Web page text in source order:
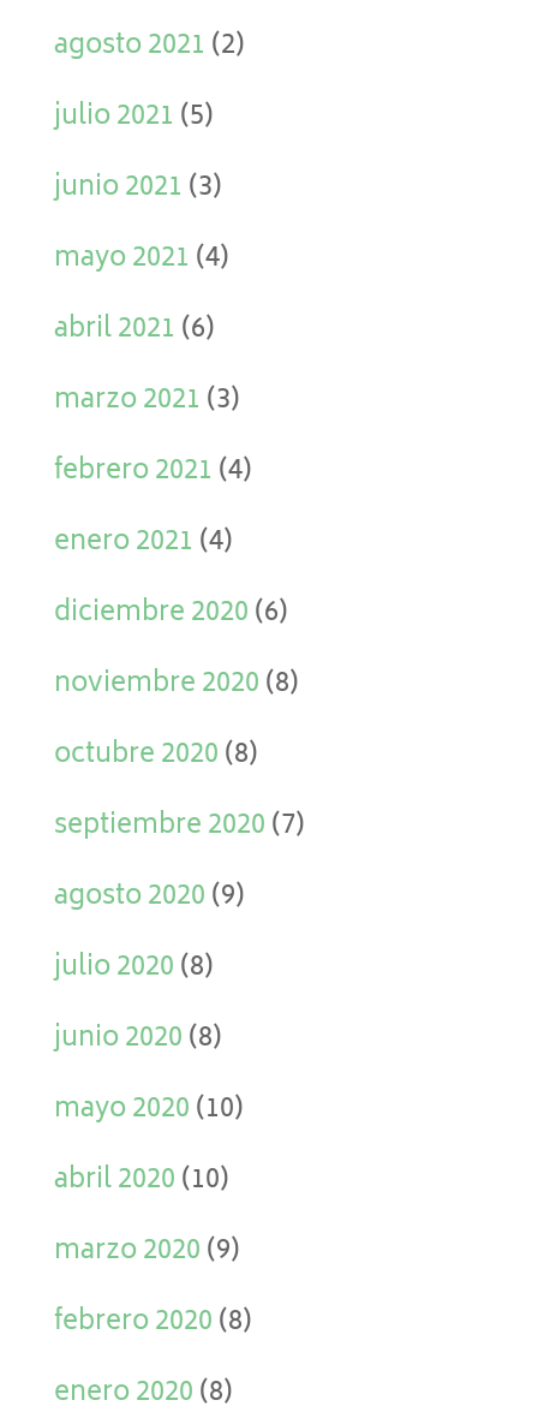
agosto 2021 (2)
julio 2021 (5)
junio 2021 (3)
mayo 2021 (4)
abril 2021 (6)
marzo 2021 (3)
febrero 2021 (4)
enero 2021 (4)
diciembre 2020(6)
noviembre 2020(8)
octubre 2020(8)
septiembre 2020(7)
agosto 2020(9)
julio 2020(8)
junio 2020(8)
mayo 2020(10)
abril 2020(10)
marzo 2020(9)
febrero 2020(8)
enero 2020(8)